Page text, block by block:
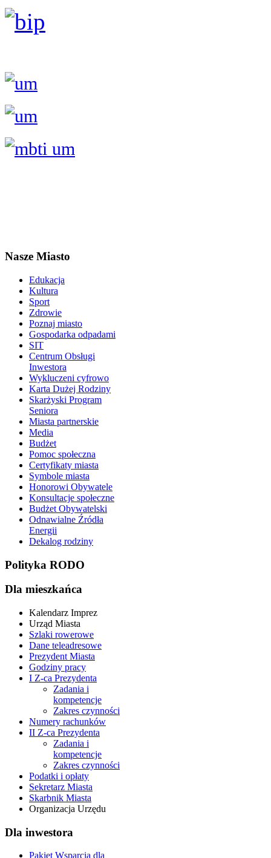
Nasze Miasto
Edukacja
Kultura
Sport
Zdrowie
Poznaj miasto
Gospodarka odpadami
SIT
Centrum Obsługi
Inwestora
Wykluczeni cyfrowo
Karta Dużej Rodziny
Skarżyski Program
Seniora
Miasta partnerskie
Media
Budżet
Pomoc społeczna
Certyfikaty miasta
Symbole miasta
Honorowi Obywatele
Konsultacje społeczne
Budżet Obywatelski
Odnawialne Źródła
Energii
Dekalog rodziny
Polityka RODO
Dla mieszkańca
Kalendarz Imprez
Urząd Miasta
Szlaki rowerowe
Dane teleadresowe
Prezydent Miasta
Godziny pracy
I Z-ca Prezydenta
Zadania i
kompetencje
Zakres czynności
Numery rachunków
II Z-ca Prezydenta
Zadania i
kompetencje
Zakres czynności
Podatki i opłaty
Sekretarz Miasta
Skarbnik Miasta
Organizacja Urzędu
Dla inwestora
Pakiet Wsparcia dla